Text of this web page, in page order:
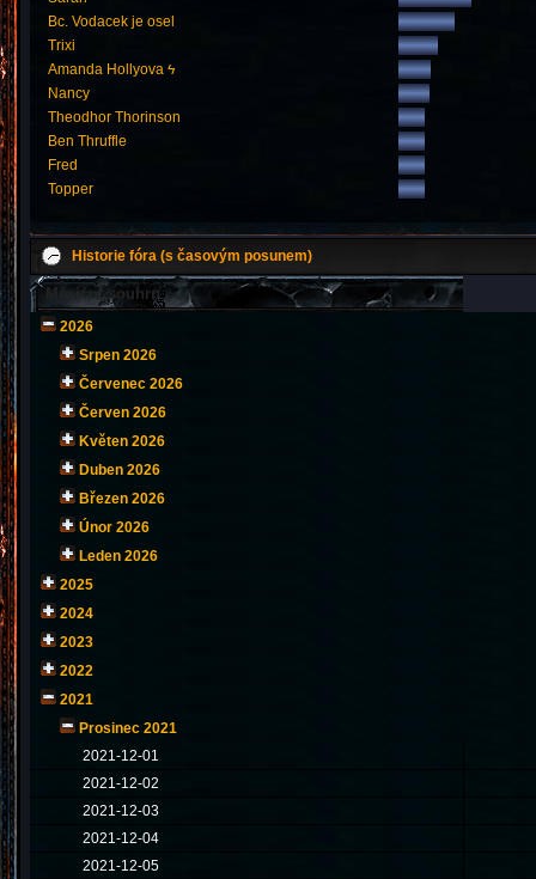
Bc. Vodacek je osel
Trixi
Amanda Hollyova ϟ
Nancy
Theodhor Thorinson
Ben Thruffle
Fred
Topper
Historie fóra (s časovým posunem)
Měsíční souhrn
2026
Srpen 2026
Červenec 2026
Červen 2026
Květen 2026
Duben 2026
Březen 2026
Únor 2026
Leden 2026
2025
2024
2023
2022
2021
Prosinec 2021
2021-12-01
2021-12-02
2021-12-03
2021-12-04
2021-12-05